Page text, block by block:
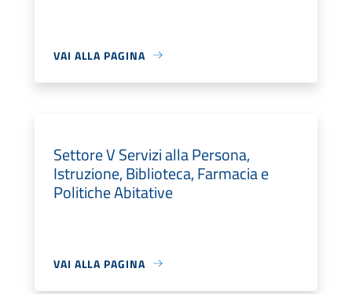
VAI ALLA PAGINA
Settore V Servizi alla Persona,
Istruzione, Biblioteca, Farmacia e
Politiche Abitative
VAI ALLA PAGINA